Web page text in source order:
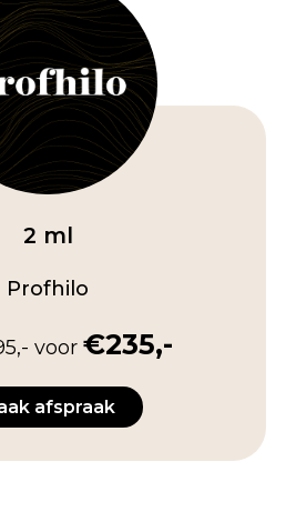
2 ml
Profhilo
voor €235,-
afspraak